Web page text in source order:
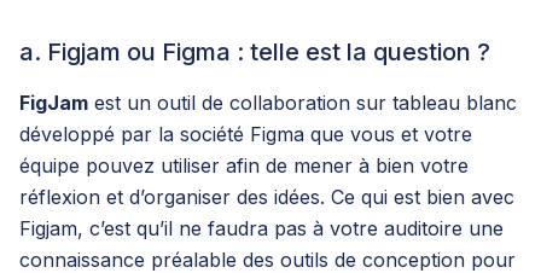
a. Figjam ou Figma : telle est la question ?
FigJam est un outil de collaboration sur tableau blanc
développé par la société Figma que vous et votre
équipe pouvez utiliser afin de mener à bien votre
réflexion et d’organiser des idées. Ce qui est bien avec
Figjam, c’est qu’il ne faudra pas à votre auditoire une
connaissance préalable des outils de conception pour